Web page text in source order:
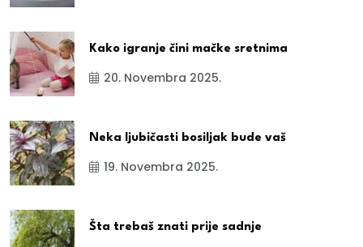
Kako igranje čini mačke sretnima
20. Novembra 2025.
Neka ljubičasti bosiljak bude vaš
19. Novembra 2025.
Šta trebaš znati prije sadnje